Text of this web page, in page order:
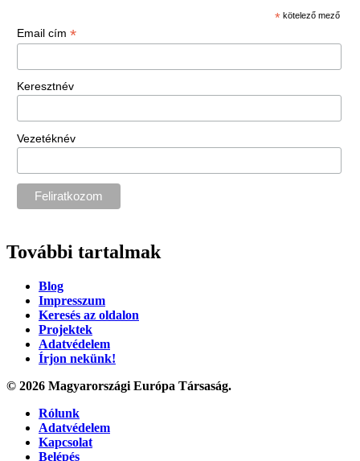
* kötelező mező
Email cím *
Keresztnév
Vezetéknév
További tartalmak
Blog
Impresszum
Keresés az oldalon
Projektek
Adatvédelem
Írjon nekünk!
© 2026 Magyarországi Európa Társaság.
Rólunk
Adatvédelem
Kapcsolat
Belépés